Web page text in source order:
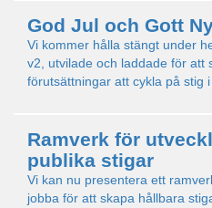
God Jul och Gott
Vi kommer hålla stängt under
v2, utvilade och laddade för att
förutsättningar att cykla på stig
Ramverk för
publika stigar
Vi kan nu presentera ett
jobba för att skapa hållbara